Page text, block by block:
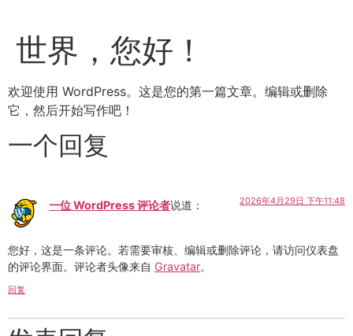
世界，您好！
欢迎使用 WordPress。这是您的第一篇文章。编辑或删除
它，然后开始写作吧！
一个回复
一位 WordPress 评论者说道： 2026年4月29日 下午11:48
您好，这是一条评论。若需要审核、编辑或删除评论，请访问仪表盘
的评论界面。评论者头像来自 Gravatar。
回复